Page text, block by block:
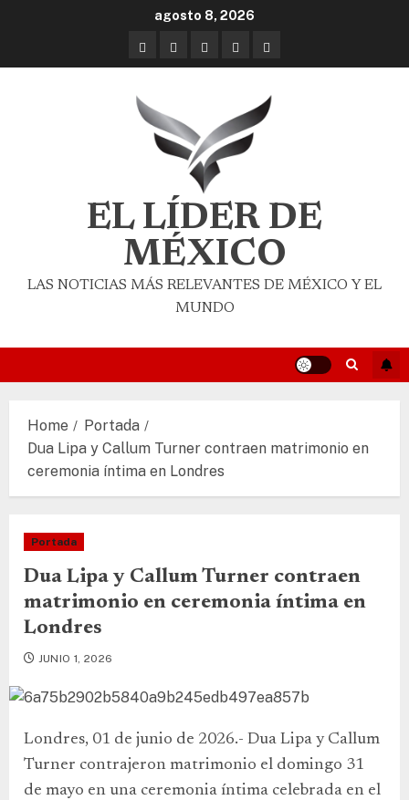
agosto 8, 2026
EL LÍDER DE
MÉXICO
LAS NOTICIAS MÁS RELEVANTES DE MÉXICO Y EL
MUNDO
Home
Portada
Dua Lipa y Callum Turner contraen matrimonio en
ceremonia íntima en Londres
Portada
Dua Lipa y Callum Turner contraen
matrimonio en ceremonia íntima en
Londres
JUNIO 1, 2026
Londres, 01 de junio de 2026.- Dua Lipa y Callum
Turner contrajeron matrimonio el domingo 31
de mayo en una ceremonia íntima celebrada en el